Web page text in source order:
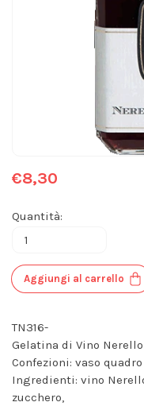
€8,30
Quantità:
Aggiungi al carrello
TN316-
Gelatina di Vino
Confezioni: vaso
Ingredienti: vino
zucchero,